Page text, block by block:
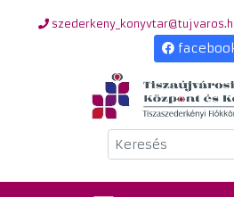
Keresés